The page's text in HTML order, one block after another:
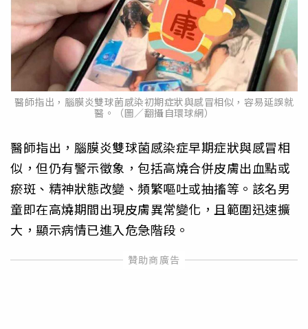
醫師指出，腦膜炎雙球菌感染初期症狀與感冒相似，容易延誤就
醫。（圖／翻攝自環球網）
醫師指出，腦膜炎雙球菌感染症早期症狀與感冒相
似，但仍有警示徵象，包括高燒合併皮膚出血點或
瘀斑、精神狀態改變、頻繁嘔吐或抽搐等。該名男
童即在高燒期間出現皮膚異常變化，且範圍迅速擴
大，顯示病情已進入危急階段。